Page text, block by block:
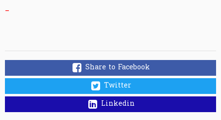
_
Share to Facebook
Twitter
Linkedin